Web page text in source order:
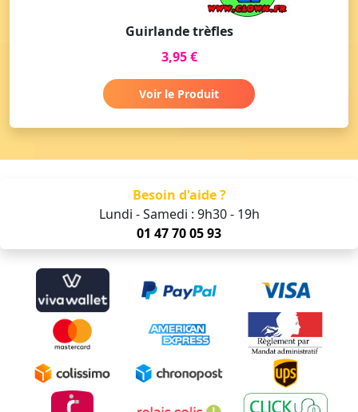
Guirlande trèfles
3,95 €
Voir le Produit
Besoin d'aide ?
Lundi - Samedi : 9h30 - 19h
01 47 70 05 93